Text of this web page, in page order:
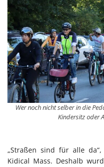
Wer noch nicht selber in die
Kindersitz oder
„Straßen sind für alle
Kidical Mass. Deshalb